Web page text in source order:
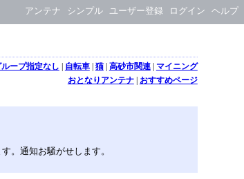
アンテナ シンプル ユーザー登録 ログイン ヘルプ
ループ指定なし | 自転車| 猫| 高砂市関連| マイニング
おとなりアンテナ| おすすめページ
。通知お騒がせします。